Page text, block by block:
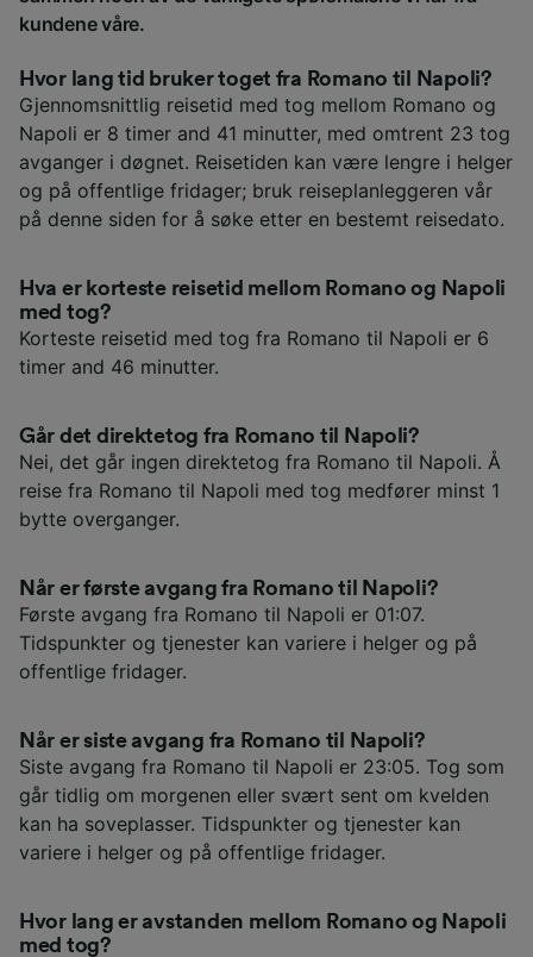
kundene våre.
Hvor lang tid bruker toget fra Romano til Napoli?
Gjennomsnittlig reisetid med tog mellom Romano og
Napoli er 8 timer and 41 minutter, med omtrent 23 tog
avganger i døgnet. Reisetiden kan være lengre i helger
og på offentlige fridager; bruk reiseplanleggeren vår
på denne siden for å søke etter en bestemt reisedato.
Hva er korteste reisetid mellom Romano og Napoli
med tog?
Korteste reisetid med tog fra Romano til Napoli er 6
timer and 46 minutter.
Går det direktetog fra Romano til Napoli?
Nei, det går ingen direktetog fra Romano til Napoli. Å
reise fra Romano til Napoli med tog medfører minst 1
bytte overganger.
Når er første avgang fra Romano til Napoli?
Første avgang fra Romano til Napoli er 01:07.
Tidspunkter og tjenester kan variere i helger og på
offentlige fridager.
Når er siste avgang fra Romano til Napoli?
Siste avgang fra Romano til Napoli er 23:05. Tog som
går tidlig om morgenen eller svært sent om kvelden
kan ha soveplasser. Tidspunkter og tjenester kan
variere i helger og på offentlige fridager.
Hvor lang er avstanden mellom Romano og Napoli
med tog?